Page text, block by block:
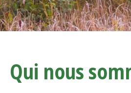
Qui nous